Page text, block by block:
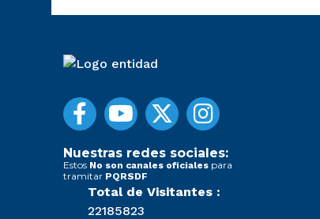
Nuestras redes sociales:
Estos No son canales oficiales para
tramitar PQRSDF
Total de Visitantes :
22185823